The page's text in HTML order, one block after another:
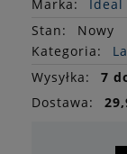
Marka:
Ideal
Stan:
Nowy
Kategoria:
Wysyłka:
7
Dostawa: